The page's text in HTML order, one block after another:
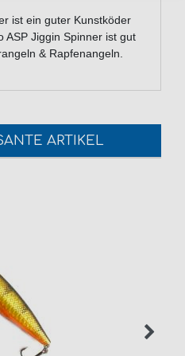
ist ein guter Kunstköder
ASP Jiggin Spinner ist gut
& Rapfenangeln.
ARTIKEL